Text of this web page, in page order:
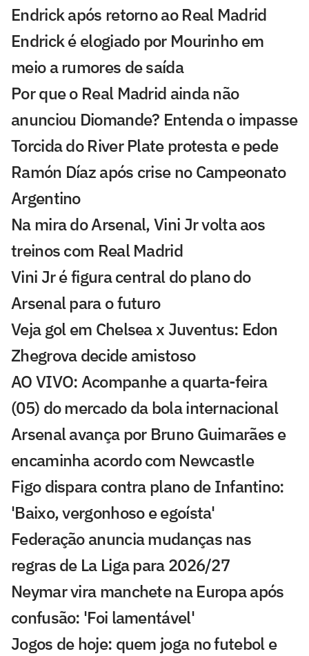
Endrick após retorno ao Real Madrid
Endrick é elogiado por Mourinho em
meio a rumores de saída
Por que o Real Madrid ainda não
anunciou Diomande? Entenda o impasse
Torcida do River Plate protesta e pede
Ramón Díaz após crise no Campeonato
Argentino
Na mira do Arsenal, Vini Jr volta aos
treinos com Real Madrid
Vini Jr é figura central do plano do
Arsenal para o futuro
Veja gol em Chelsea x Juventus: Edon
Zhegrova decide amistoso
AO VIVO: Acompanhe a quarta-feira
(05) do mercado da bola internacional
Arsenal avança por Bruno Guimarães e
encaminha acordo com Newcastle
Figo dispara contra plano de Infantino:
'Baixo, vergonhoso e egoísta'
Federação anuncia mudanças nas
regras de La Liga para 2026/27
Neymar vira manchete na Europa após
confusão: 'Foi lamentável'
Jogos de hoje: quem joga no futebol e